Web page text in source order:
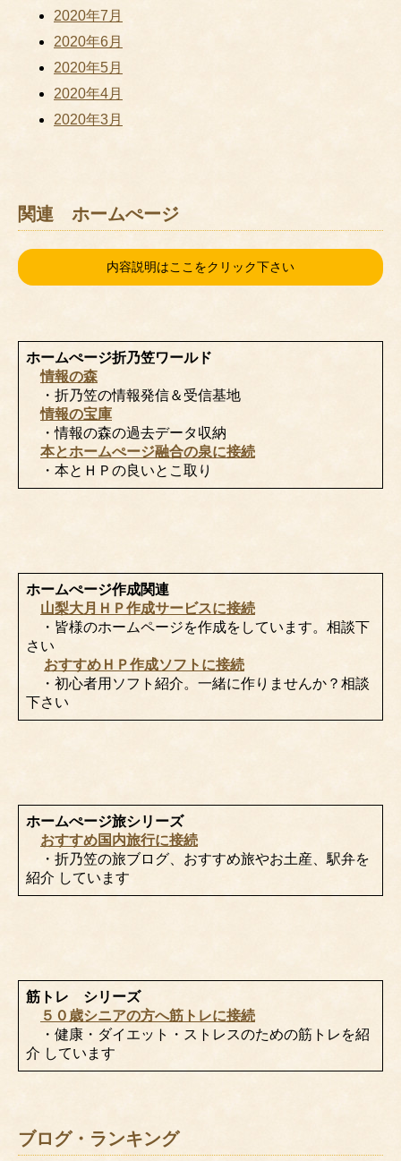
2020年7月
2020年6月
2020年5月
2020年4月
2020年3月
関連 ホームぺージ
内容説明はここをクリック下さい
ホームぺージ折乃笠ワールド
情報の森
・折乃笠の情報発信＆受信基地
情報の宝庫
・情報の森の過去データ収納
本とホームぺージ融合の泉に接続
・本とＨＰの良いとこ取り
ホームぺージ作成関連
山梨大月ＨＰ作成サービスに接続
・皆様のホームページを作成をしています。相談下
さい
おすすめＨＰ作成ソフトに接続
・初心者用ソフト紹介。一緒に作りませんか？相談
下さい
ホームぺージ旅シリーズ
おすすめ国内旅行に接続
・折乃笠の旅ブログ、おすすめ旅やお土産、駅弁を
紹介 しています
筋トレ シリーズ
５０歳シニアの方へ筋トレに接続
・健康・ダイエット・ストレスのための筋トレを紹
介 しています
ブログ・ランキング